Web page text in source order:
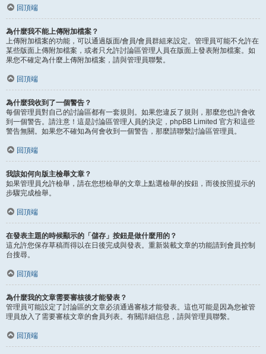
回頂端
為什麼我不能上傳附加檔案？
上傳附加檔案的功能，可以通過版面/會員/會員群組來設定。管理員可能不允許在
某些版面上傳附加檔案，或者只允許討論區管理人員在版面上發表附加檔案。如
果您不確定為什麼上傳附加檔案，請與管理員聯繫。
回頂端
為什麼我收到了一個警告？
每個管理員對自己的討論區都有一套規則。如果您違反了規則，那麼您也許會收
到一個警告。請注意！這是討論區管理人員的決定，phpBB Limited 官方和這些
警告無關。如果您不確知為何會收到一個警告，那麼請聯繫討論區管理員。
回頂端
我該如何向版主檢舉文章？
如果管理員允許檢舉，請在您想檢舉的文章上點選檢舉的按鈕，而後按照提示的
步驟完成檢舉。
回頂端
在發表主題的時候顯示的「儲存」按鈕是做什麼用的？
這允許您保存草稿而得以在日後完成與發表。重新裝載文章的功能請到會員控制
台搜尋。
回頂端
為什麼我的文章需要審核後才能發表？
管理員可能設定了討論區的文章必須通過審核才能發表。這也可能是因為您被管
理員放入了需要審核文章的會員列表。有關詳細信息，請與管理員聯繫。
回頂端